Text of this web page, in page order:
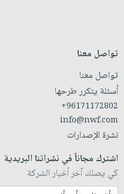
تواصل معنا
تواصل معنا
أسئلة يتكرر طرحها
+96171172802
info@nwf.com
نشرة الإصدارات
اشترك مجاناً في نشراتنا البريدية
كي يصلك آخر أخبار الشركة